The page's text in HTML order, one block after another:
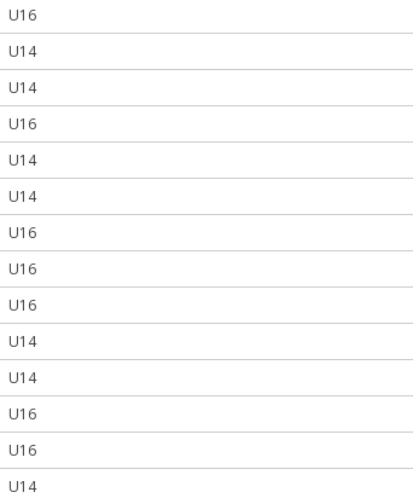
U16
U14
U14
U16
U14
U14
U16
U16
U16
U14
U14
U16
U16
U14